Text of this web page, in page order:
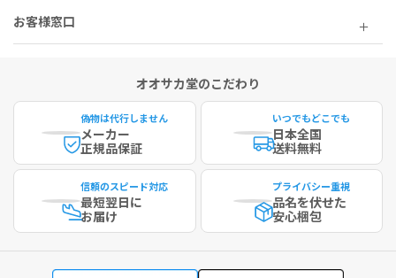
お客様窓口
オオサカ堂のこだわり
偽物は代行しません
メーカー
正規品保証
いつでもどこでも
日本全国
送料無料
信頼のスピード対応
最短翌日に
お届け
プライバシー重視
品名を伏せた
安心梱包